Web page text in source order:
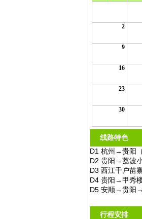
线路特色
D1 杭州→
D2 贵阳→荔
D3 西江
D4 贵阳→甲
D5 安顺→
行程安排